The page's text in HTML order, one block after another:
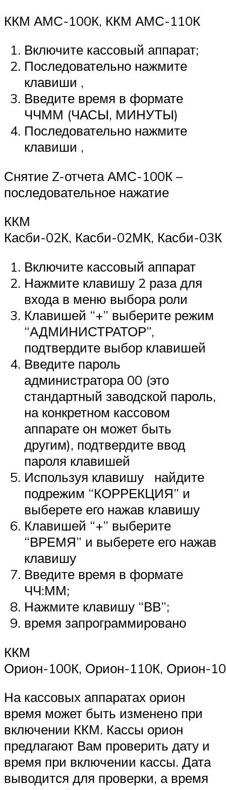
ККМ АМС-100К, ККМ АМС-110К
Включите кассовый аппарат;
Последовательно нажмите
клавиши ,
Введите время в формате
ЧЧММ (ЧАСЫ, МИНУТЫ)
Последовательно нажмите
клавиши ,
Снятие Z-отчета АМС-100К –
последовательное нажатие
ККМ
Касби-02К, Касби-02МК, Касби-03К
Включите кассовый аппарат
Нажмите клавишу 2 раза для
входа в меню выбора роли
Клавишей “+” выберите режим
“АДМИНИСТРАТОР”,
подтвердите выбор клавишей
Введите пароль
администратора 00 (это
стандартный заводской пароль,
на конкретном кассовом
аппарате он может быть
другим), подтвердите ввод
пароля клавишей
Используя клавишу найдите
подрежим “КОРРЕКЦИЯ” и
выберете его нажав клавишу
Клавишей “+” выберите
“ВРЕМЯ” и выберете его нажав
клавишу
Введите время в формате
ЧЧ:ММ;
Нажмите клавишу “ВВ”;
время запрограммировано
ККМ
Орион-100К, Орион-110К, Орион-
На кассовых аппаратах орион
время может быть изменено при
включении ККМ. Кассы орион
предлагают Вам проверить дату и
время при включении кассы. Дата
выводится для проверки, а время